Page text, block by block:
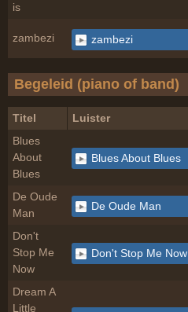
is
zambezi zambezi
Begeleid (piano of band)
Titel Luister
Blues
About
Blues
Blues About Blues
De Oude
Man
De Oude Man
Don't
Stop Me
Now
Don't Stop Me Now
Dream A
Little